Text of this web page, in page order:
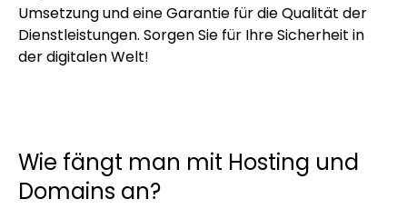
Ein sicherer Vertrag ist die Grundlage für eine
erfolgreiche Zusammenarbeit mit einer
Umsetzung und eine Garantie für die Qualität der
Dienstleistungen. Sorgen Sie für Ihre Sicherheit in